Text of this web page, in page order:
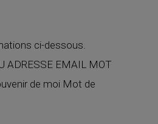
ci-dessous.
ADRESSE EMAIL MOT
de moi Mot de